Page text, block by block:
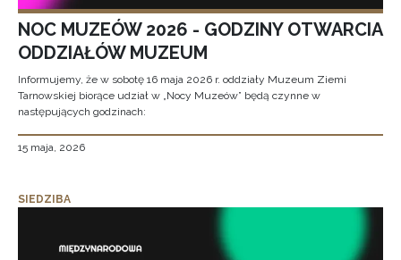
NOC MUZEÓW 2026 - GODZINY OTWARCIA
ODDZIAŁÓW MUZEUM
Informujemy, że w sobotę 16 maja 2026 r. oddziały Muzeum Ziemi
Tarnowskiej biorące udział w „Nocy Muzeów” będą czynne w
następujących godzinach:
15 maja, 2026
SIEDZIBA